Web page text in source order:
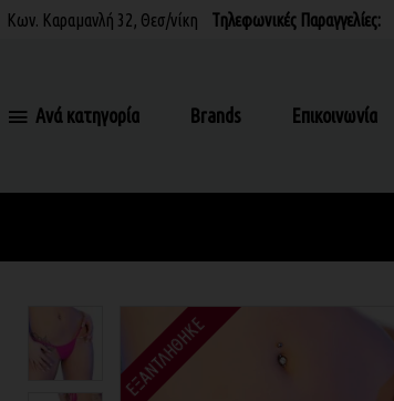
Κων. Καραμανλή 32, Θεσ/νίκη Τηλεφωνικές Παραγγελίες:
Ανά κατηγορία Brands Επικοινωνία
ΕΞΑΝΤΛΉΘΗΚΕ